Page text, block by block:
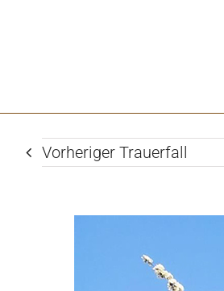
Werken seiner Hand
(Jesaja 26:19;
Vorheriger Trauerfall